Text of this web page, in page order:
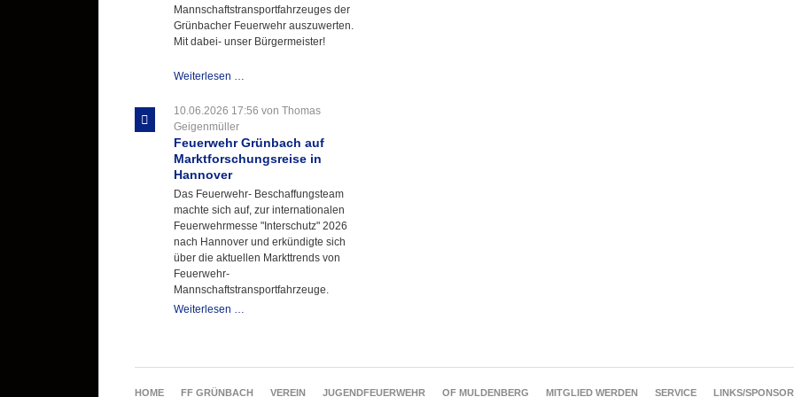
Mannschaftstransportfahrzeuges der
Grünbacher Feuerwehr auszuwerten.
Mit dabei- unser Bürgermeister!
Weiterlesen …
Informationen
Hannover
aus
10.06.2026 17:56 von Thomas
Geigenmüller
Feuerwehr Grünbach auf
Marktforschungsreise in
Hannover
Das Feuerwehr- Beschaffungsteam
machte sich auf, zur internationalen
Feuerwehrmesse "Interschutz" 2026
nach Hannover und erkündigte sich
über die aktuellen Markttrends von
Feuerwehr-
Mannschaftstransportfahrzeuge.
Weiterlesen …
in
Hannover
NAVIGATION
HOME FF GRÜNBACH VEREIN JUGENDFEUERWEHR OF MULDENBERG MITGLIED WERDEN SERVICE LINKS/